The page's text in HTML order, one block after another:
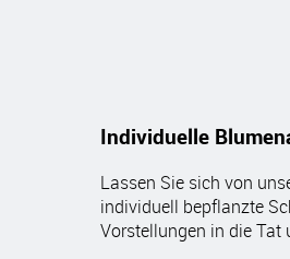
Individuelle
Lassen Sie sich von
individuell bepflanzte
Vorstellungen in die Tat